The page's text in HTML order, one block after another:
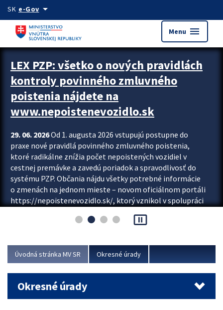
Preskocit na hlavný obsah
SK e-Govarrow_drop_down
Menu menu
Zastavit automatický posun upútavok
LEX PZP: všetko o nových pravidlách
kontroly povinného zmluvného
poistenia nájdete na
www.nepoistenevozidlo.sk
29. 06. 2026Od 1. augusta 2026 vstupujú postupne do
praxe nové pravidlá povinného zmluvného poistenia,
ktoré radikálne znížia počet nepoistených vozidiel v
cestnej premávke a zavedú poriadok a spravodlivosť do
systému PZP. Občania nájdu všetky potrebné informácie
o zmenách na jednom mieste – novom oficiálnom portáli
https://nepoistenevozidlo.sk/, ktorý vznikol v spolupráci
asociácie poisťovní (SLASPO) a Ministerstva vnútra SR.
Viac
pause_presentation
Úvodná stránka MV SR Okresné úrady
Okresné úrady